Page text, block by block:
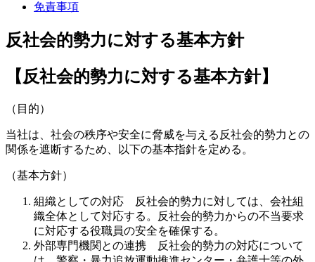
免責事項
反社会的勢力に対する基本方針
【反社会的勢力に対する基本方針】
（目的）
当社は、社会の秩序や安全に脅威を与える反社会的勢力との
関係を遮断するため、以下の基本指針を定める。
（基本方針）
組織としての対応 反社会的勢力に対しては、会社組
織全体として対応する。反社会的勢力からの不当要求
に対応する役職員の安全を確保する。
外部専門機関との連携 反社会的勢力の対応について